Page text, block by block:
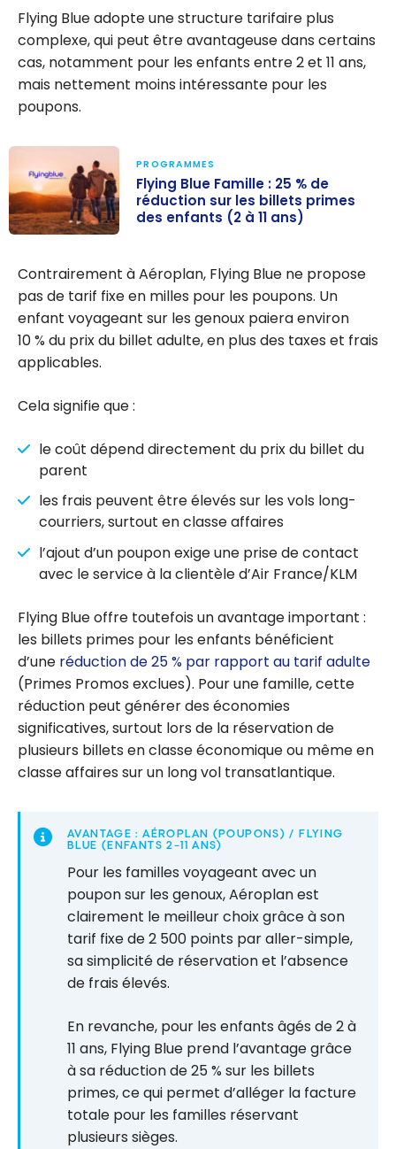
Flying Blue adopte une structure tarifaire plus
complexe, qui peut être avantageuse dans certains
cas, notamment pour les enfants entre 2 et 11 ans,
mais nettement moins intéressante pour les
poupons.
Famille : 25 %
de réduction
sur les billets
primes des
enfants (2 à 11
ans)
PROGRAMMES
Flying Blue Famille : 25 % de
réduction sur les billets primes
des enfants (2 à 11 ans)
Contrairement à Aéroplan, Flying Blue ne propose
pas de tarif fixe en milles pour les poupons. Un
enfant voyageant sur les genoux paiera environ
10 % du prix du billet adulte, en plus des taxes et frais
applicables.
Cela signifie que :
le coût dépend directement du prix du billet du
parent
les frais peuvent être élevés sur les vols long-
courriers, surtout en classe affaires
l’ajout d’un poupon exige une prise de contact
avec le service à la clientèle d’Air France/KLM
Flying Blue offre toutefois un avantage important :
les billets primes pour les enfants bénéficient
d’une réduction de 25 % par rapport au tarif adulte
(Primes Promos exclues). Pour une famille, cette
réduction peut générer des économies
significatives, surtout lors de la réservation de
plusieurs billets en classe économique ou même en
classe affaires sur un long vol transatlantique.
AVANTAGE : AÉROPLAN (POUPONS) / FLYING
BLUE (ENFANTS 2–11 ANS)
Pour les familles voyageant avec un
poupon sur les genoux, Aéroplan est
clairement le meilleur choix grâce à son
tarif fixe de 2 500 points par aller-simple,
sa simplicité de réservation et l’absence
de frais élevés.
En revanche, pour les enfants âgés de 2 à
11 ans, Flying Blue prend l’avantage grâce
à sa réduction de 25 % sur les billets
primes, ce qui permet d’alléger la facture
totale pour les familles réservant
plusieurs sièges.